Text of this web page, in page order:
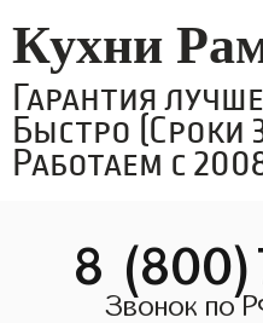
Кухни
Гарантия
Быстро (Сроки
Работаем с
8
Звонок по